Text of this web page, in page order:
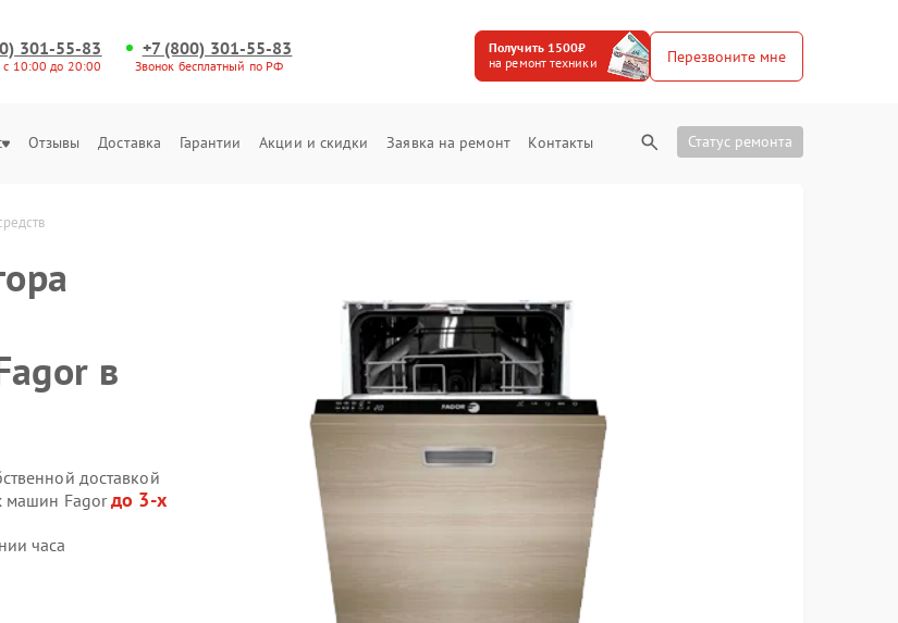
301-55-83
с 10:00 до 20:00
+7 (800) 301-55-83
Звонок бесплатный по РФ
Получить 1500₽
на ремонт техники
Перезвоните мне
Отзывы Доставка Гарантии Акции и скидки Заявка на ремонт Контакты Статус ремонта
в
доставкой
машин Fagorдо 3-х
часа